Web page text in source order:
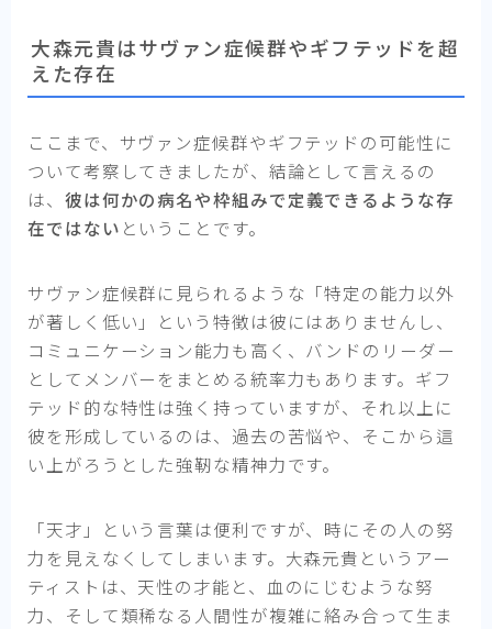
大森元貴はサヴァン症候群やギフテッドを超
えた存在
ここまで、サヴァン症候群やギフテッドの可能性に
ついて考察してきましたが、結論として言えるの
は、 彼は何かの病名や枠組みで定義できるような存
在ではない ということです。
サヴァン症候群に見られるような「特定の能力以外
が著しく低い」という特徴は彼にはありませんし、
コミュニケーション能力も高く、バンドのリーダー
としてメンバーをまとめる統率力もあります。ギフ
テッド的な特性は強く持っていますが、それ以上に
彼を形成しているのは、過去の苦悩や、そこから這
い上がろうとした強靭な精神力です。
「天才」という言葉は便利ですが、時にその人の努
力を見えなくしてしまいます。大森元貴というアー
ティストは、天性の才能と、血のにじむような努
力、そして類稀なる人間性が複雑に絡み合って生ま